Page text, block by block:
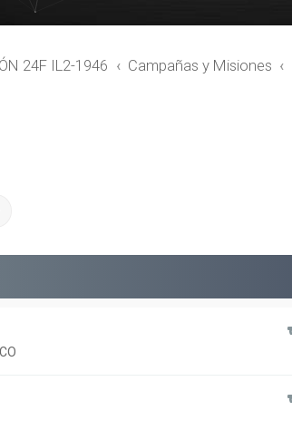
24F IL2-1946 Campañas y Misiones